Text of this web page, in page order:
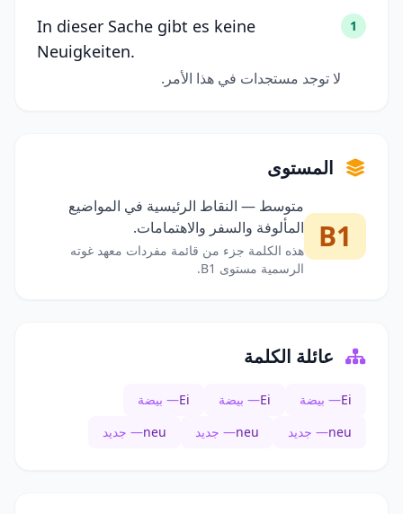
1
In dieser Sache gibt es keine
Neuigkeiten.
لا توجد مستجدات في هذا الأمر.
المستوى
B1
متوسط — النقاط الرئيسية في المواضيع
المألوفة والسفر والاهتمامات.
هذه الكلمة جزء من قائمة مفردات معهد غوته
الرسمية مستوى B1.
عائلة الكلمة
Ei— بيضة Ei— بيضة Ei— بيضة
neu— جديد neu— جديد neu— جديد